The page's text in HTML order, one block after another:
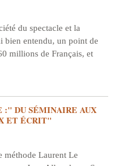
du spectacle et la
bien entendu, un point de
millions de Français, et
:" DU SÉMINAIRE AUX
ET ÉCRIT"
méthode Laurent Le